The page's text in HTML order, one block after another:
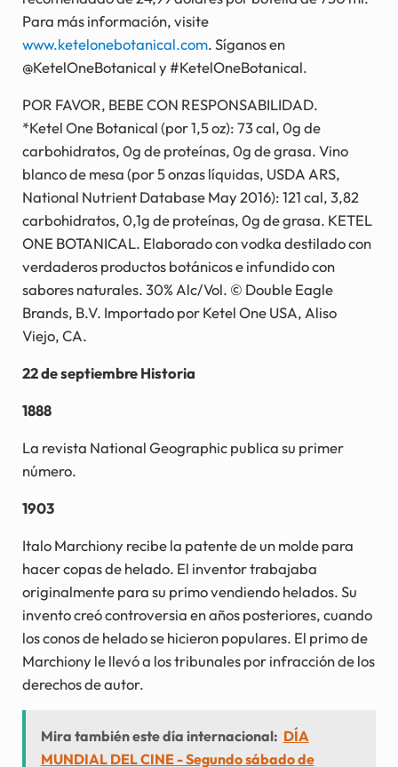
Para más información, visite
www.ketelonebotanical.com. Síganos en
@KetelOneBotanical y #KetelOneBotanical.
POR FAVOR, BEBE CON RESPONSABILIDAD.
*Ketel One Botanical (por 1,5 oz): 73 cal, 0g de
carbohidratos, 0g de proteínas, 0g de grasa. Vino
blanco de mesa (por 5 onzas líquidas, USDA ARS,
National Nutrient Database May 2016): 121 cal, 3,82
carbohidratos, 0,1g de proteínas, 0g de grasa. KETEL
ONE BOTANICAL. Elaborado con vodka destilado con
verdaderos productos botánicos e infundido con
sabores naturales. 30% Alc/Vol. © Double Eagle
Brands, B.V. Importado por Ketel One USA, Aliso
Viejo, CA.
22 de septiembre Historia
1888
La revista National Geographic publica su primer
número.
1903
Italo Marchiony recibe la patente de un molde para
hacer copas de helado. El inventor trabajaba
originalmente para su primo vendiendo helados. Su
invento creó controversia en años posteriores, cuando
los conos de helado se hicieron populares. El primo de
Marchiony le llevó a los tribunales por infracción de los
derechos de autor.
Mira también este día internacional: DÍA
MUNDIAL DEL CINE - Segundo sábado de